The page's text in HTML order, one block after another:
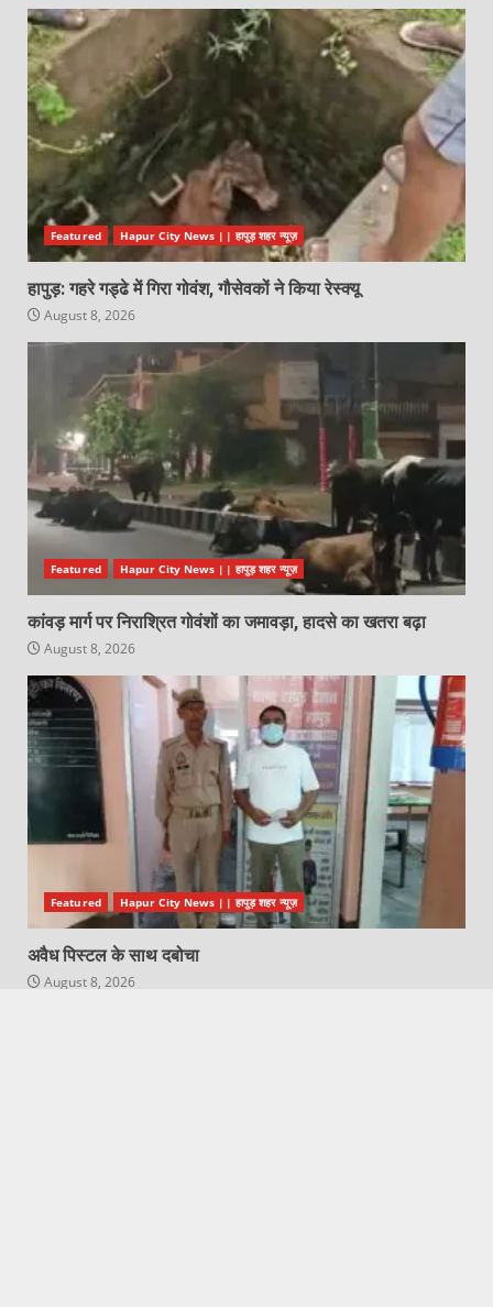
Featured Hapur City News || हापुड़ शहर न्यूज़
हापुड़: गहरे गड्ढे में गिरा गोवंश, गौसेवकों ने किया रेस्क्यू
August 8, 2026
Featured Hapur City News || हापुड़ शहर न्यूज़
कांवड़ मार्ग पर निराश्रित गोवंशों का जमावड़ा, हादसे का खतरा बढ़ा
August 8, 2026
Featured Hapur City News || हापुड़ शहर न्यूज़
अवैध पिस्टल के साथ दबोचा
August 8, 2026